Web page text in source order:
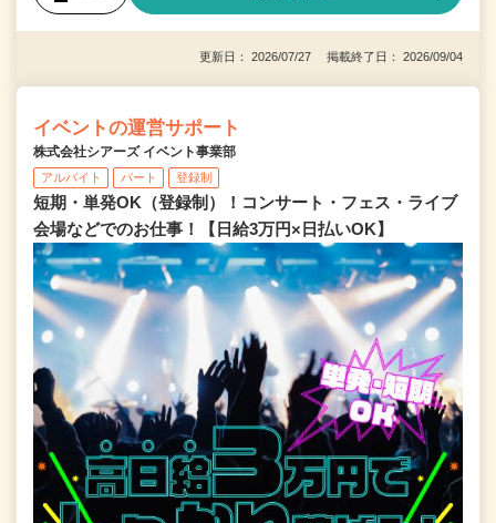
更新日： 2026/07/27 掲載終了日： 2026/09/04
イベントの運営サポート
株式会社シアーズ イベント事業部
アルバイト パート 登録制
短期・単発OK（登録制）！コンサート・フェス・ライブ
会場などでのお仕事！【日給3万円×日払いOK】